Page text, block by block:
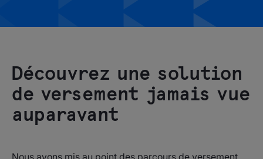
Découvrez une solution
de versement jamais vue
auparavant